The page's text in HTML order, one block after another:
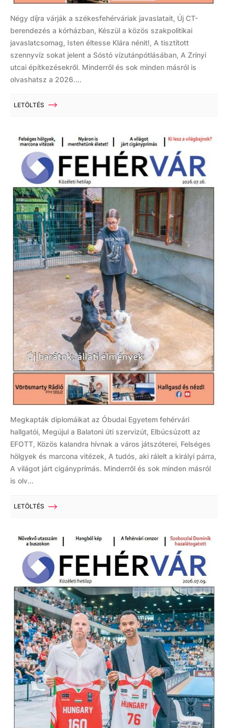
Négy díjra várják a székesfehérváriak javaslatait, Új CT-
berendezés a kórházban, Készül a közös szakpolitikai
javaslatcsomag, Isten éltesse Klára nénit!, A tisztított
szennyvíz sokat jelent a Sóstó vízutánpótlásában, A Zrínyi
utcai építkezésekről. Minderről és sok minden másról is
olvashatsz a 2026....
LETÖLTÉS
Megkapták diplomáikat az Óbudai Egyetem fehérvári
hallgatói, Megújul a Balatoni úti szervizút, Elbúcsúzott az
EFOTT, Közös kalandra hívnak a város játszóterei, Felséges
hölgyek és marcona vitézek, A tudós, aki rálelt a királyi párra,
A világot járt cigányprímás. Minderről és sok minden másról
is olv...
LETÖLTÉS